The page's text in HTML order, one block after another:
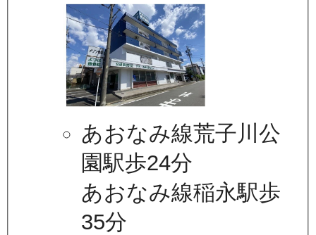
あおなみ線荒子川公
園駅歩24分
あおなみ線稲永駅歩
35分